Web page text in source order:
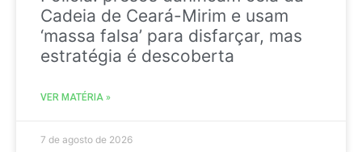
Cadeia de Ceará-Mirim e usam
‘massa falsa’ para disfarçar, mas
estratégia é descoberta
VER MATÉRIA »
7 de agosto de 2026